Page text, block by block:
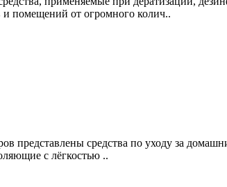
помещений от огромного колич..
представлены средства по уходу за
с лёгкостью ..